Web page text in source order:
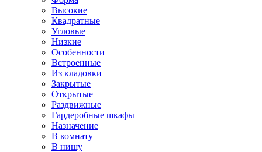
Высокие
Квадратные
Угловые
Низкие
Особенности
Встроенные
Из кладовки
Закрытые
Открытые
Раздвижные
Гардеробные шкафы
Назначение
В комнату
В нишу